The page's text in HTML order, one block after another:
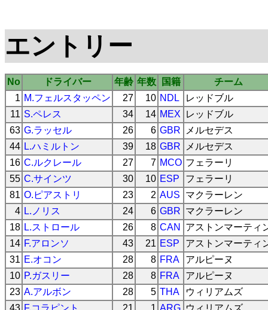
エントリー
No ドライバー 年齢 年数 国籍
チーム
1 M.フェルスタッペン 27 10 NDL
レッドブル
11 S.ペレス 34 14 MEX
レッドブル
63 G.ラッセル 26 6 GBR
メルセデス
44 L.ハミルトン 39 18 GBR
メルセデス
16 C.ルクレール 27 7 MCO フェラーリ
55 C.サインツ 30 10 ESP
フェラーリ
81 O.ピアストリ 23 2 AUS
マクラーレン
4 L.ノリス 24 6 GBR マクラーレン
18 L.ストロール 26 8 CAN
アストンマーティ
14 F.アロンソ 43 21 ESP
アストンマーティ
31 E.オコン 28 8 FRA
アルピーヌ
10 P.ガスリー 28 8 FRA
アルピーヌ
23 A.アルボン 28 5 THA
ウィリアムズ
43 F.コラピント 21 1 ARG ウィリアムズ